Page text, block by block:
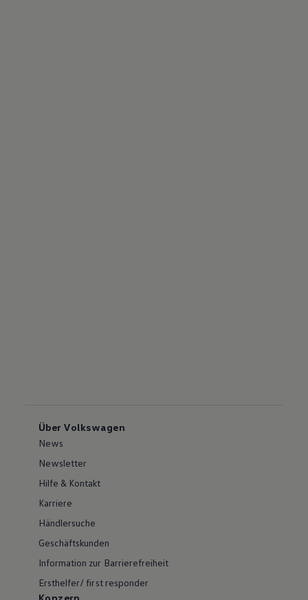
Über Volkswagen
News
Newsletter
Hilfe & Kontakt
Karriere
Händlersuche
Geschäftskunden
Information zur Barrierefreiheit
Ersthelfer/ first responder
Konzern